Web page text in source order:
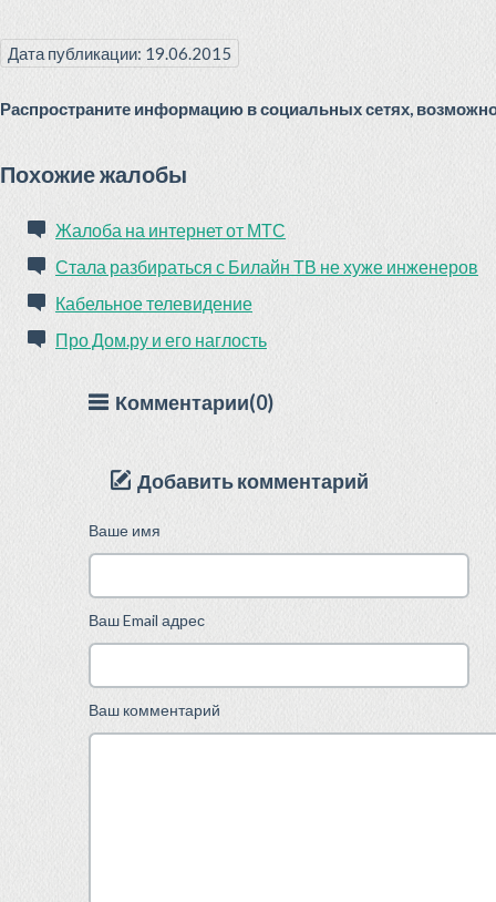
Дата публикации: 19.06.2015
Распространите информацию в социальных сетях,
Похожие жалобы
Жалоба на интернет от МТС
Стала разбираться с Билайн ТВ не хуже инженеров
Кабельное телевидение
Про Дом.ру и его наглость
Комментарии(0)
Добавить комментарий
Ваше имя
Ваш Email адрес
Ваш комментарий